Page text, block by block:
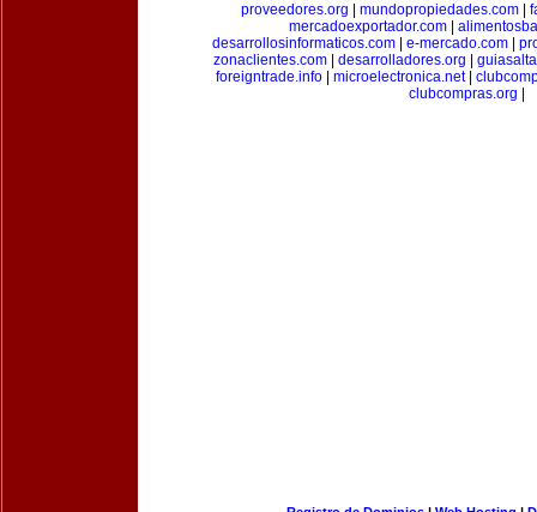
proveedores.org
mundopropiedades.com|
mercadoexportador.com|
desarrollosinformaticos.com| e-mercado.com|
zonaclientes.com| desarrolladores.org
foreigntrade.info
microelectronica.net|
clubcompras.org